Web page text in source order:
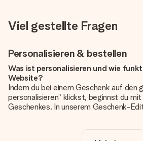
Viel gestellte Fragen
Personalisieren & bestellen
Was ist personalisieren und wie
Website?
Indem du bei einem Geschenk auf den
personalisieren“ klickst, beginnst du
Geschenkes. In unserem Geschenk-
noch eines unserer angebotenen